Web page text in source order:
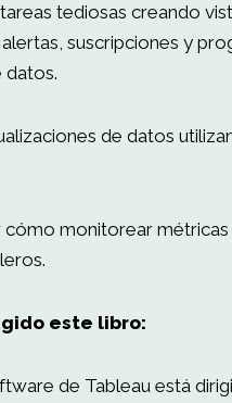
tediosas creando
suscripciones y
datos.
de datos
monitorear métricas
este libro:
de Tableau está